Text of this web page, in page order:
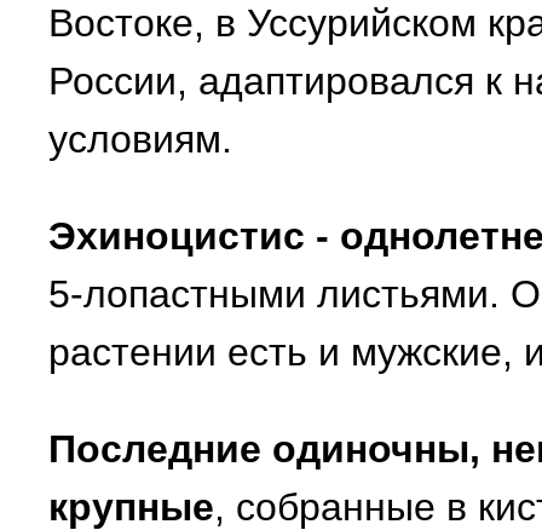
Востоке, в Уссурийском
России, адаптировался к
условиям.
Эхиноцистис -
5-лопастными листьями.
растении есть и мужские,
Последние одиночны,
крупные, собранные в